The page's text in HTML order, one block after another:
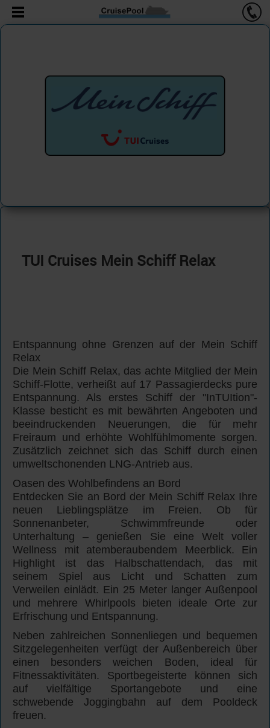
TUI Cruises Mein Schiff Relax
Entspannung ohne Grenzen auf der Mein Schiff
Relax
Die Mein Schiff Relax, das achte Mitglied der Mein
Schiff-Flotte, verheißt auf 17 Passagierdecks pure
Entspannung. Als erstes Schiff der "InTUItion"-
Klasse besticht es mit bewährten Angeboten und
beeindruckenden Neuerungen, die für mehr
Freiraum und erhöhte Wohlfühlmomente sorgen.
Zusätzlich zeichnet sich das Schiff durch einen
umweltschonenden LNG-Antrieb aus.
Oasen des Wohlbefindens an Bord
Entdecken Sie an Bord der Mein Schiff Relax Ihre
neuen Lieblingsplätze im Freien. Ob für
Sonnenanbeter, Schwimmfreunde oder
Unterhaltung – genießen Sie eine Welt voller
Wellness mit atemberaubendem Meerblick. Ein
Highlight ist das Halbschattendach, das mit
seinem Spiel aus Licht und Schatten zum
Verweilen einlädt. Ein 25 Meter langer Außenpool
und mehrere Whirlpools bieten ideale Orte zur
Erfrischung und Entspannung.
Neben zahlreichen Sonnenliegen und bequemen
Sitzgelegenheiten verfügt der Außenbereich über
einen besonders weichen Boden, ideal für
Fitnessaktivitäten. Sportbegeisterte können sich
auf vielfältige Sportangebote und eine
schwebende Joggingbahn auf dem Pooldeck
freuen.